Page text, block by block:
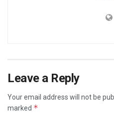
Leave a Reply
Your email address will not be
marked *